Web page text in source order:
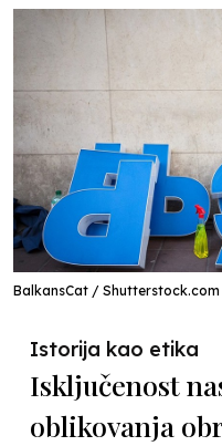
BalkansCat / Shutterstock.com
Istorija kao etika
Isključenost
oblikovanja